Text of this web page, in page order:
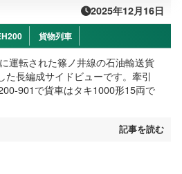
2025年12月16日
貨物列車
運転された篠ノ井線の石油輸送貨
た長編成サイドビューです。牽引
901で貨車はタキ1000形15両で
記事を読む